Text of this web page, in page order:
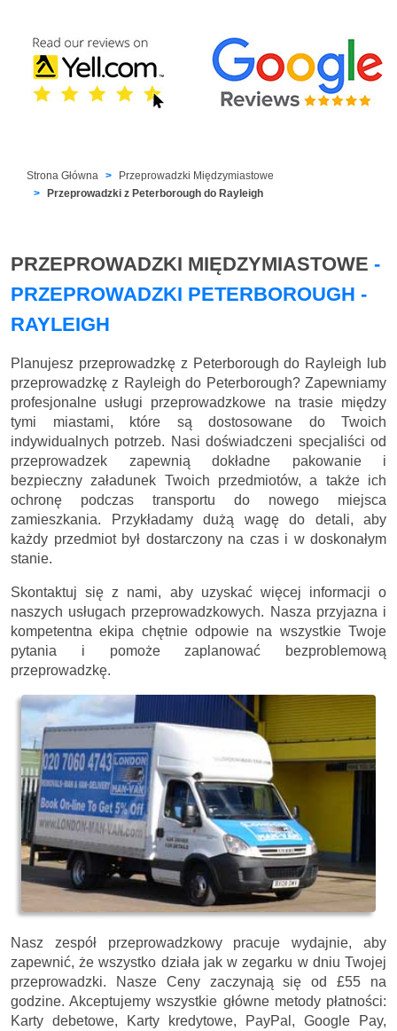
Strona Główna
Przeprowadzki Międzymiastowe
Przeprowadzki z Peterborough do Rayleigh
PRZEPROWADZKI MIĘDZYMIASTOWE -
PRZEPROWADZKI PETERBOROUGH -
RAYLEIGH
Planujesz przeprowadzkę z Peterborough do Rayleigh lub
przeprowadzkę z Rayleigh do Peterborough? Zapewniamy
profesjonalne usługi przeprowadzkowe na trasie między
tymi miastami, które są dostosowane do Twoich
indywidualnych potrzeb. Nasi doświadczeni specjaliści od
przeprowadzek zapewnią dokładne pakowanie i
bezpieczny załadunek Twoich przedmiotów, a także ich
ochronę podczas transportu do nowego miejsca
zamieszkania. Przykładamy dużą wagę do detali, aby
każdy przedmiot był dostarczony na czas i w doskonałym
stanie.
Skontaktuj się z nami, aby uzyskać więcej informacji o
naszych usługach przeprowadzkowych. Nasza przyjazna i
kompetentna ekipa chętnie odpowie na wszystkie Twoje
pytania i pomoże zaplanować bezproblemową
przeprowadzkę.
Nasz zespół przeprowadzkowy pracuje wydajnie, aby
zapewnić, że wszystko działa jak w zegarku w dniu Twojej
przeprowadzki. Nasze Ceny zaczynają się od £55 na
godzine. Akceptujemy wszystkie główne metody płatności:
Karty debetowe, Karty kredytowe, PayPal, Google Pay,